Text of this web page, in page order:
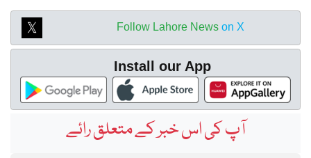
Follow Lahore News on X
Install our App
آپ کی اس خبر کے متعلق رائے